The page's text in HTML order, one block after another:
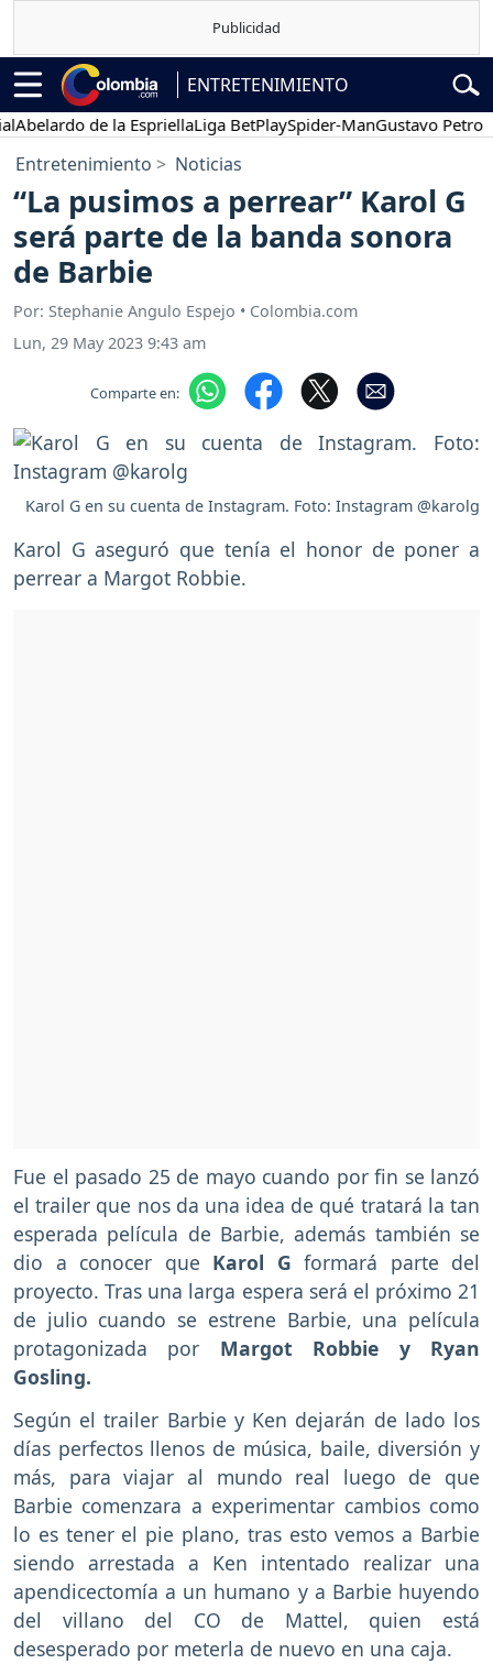
ENTRETENIMIENTO
de la EspriellaLiga BetPlaySpider-ManGustavo Petro
Entretenimiento Noticias
“La pusimos a perrear” Karol G
será parte de la banda sonora
de Barbie
Por: Stephanie Angulo Espejo • Colombia.com
Lun, 29 May 2023 9:43 am
Comparte en:
Karol G en su cuenta de Instagram. Foto: Instagram @karolg
Karol G aseguró que tenía el honor de poner a
perrear a Margot Robbie.
Fue el pasado 25 de mayo cuando por fin se lanzó
el trailer que nos da una idea de qué tratará la tan
esperada película de Barbie, además también se
dio a conocer que Karol G formará parte del
proyecto. Tras una larga espera será el próximo 21
de julio cuando se estrene Barbie, una película
protagonizada por Margot Robbie y Ryan
Gosling.
Según el trailer Barbie y Ken dejarán de lado los
días perfectos llenos de música, baile, diversión y
más, para viajar al mundo real luego de que
Barbie comenzara a experimentar cambios como
lo es tener el pie plano, tras esto vemos a Barbie
siendo arrestada a Ken intentado realizar una
apendicectomía a un humano y a Barbie huyendo
del villano del CO de Mattel, quien está
desesperado por meterla de nuevo en una caja.